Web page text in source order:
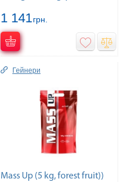
1 141грн.
Гейнери
Mass Up (5 kg, forest fruit))